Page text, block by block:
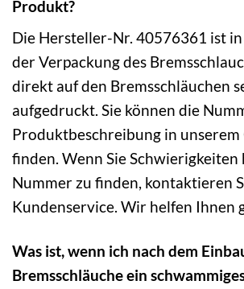
Produkt?
Die Hersteller-Nr. 40576361 ist
der Verpackung des
direkt auf den Bremsschläuchen
aufgedruckt. Sie können die
Produktbeschreibung in unserem
finden. Wenn Sie Schwierigkeiten
Nummer zu finden, kontaktieren
Kundenservice. Wir helfen Ihnen
Was ist, wenn ich nach dem
Bremsschläuche ein